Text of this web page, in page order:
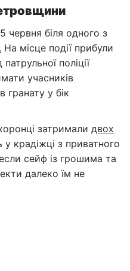
червня біля одного з
На місце події прибули
поліції
учасників
гранату у бік
затримали двох
крадіжці з приватного
сейф із грошима та
далеко їм не